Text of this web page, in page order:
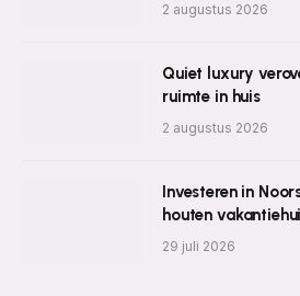
2 augustus 2026
Quiet luxury
ruimte in huis
2 augustus 2026
Investeren in
houten
29 juli 2026